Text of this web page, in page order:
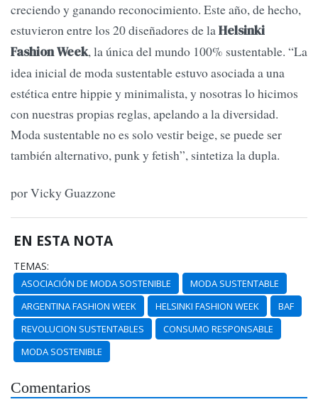
creciendo y ganando reconocimiento. Este año, de hecho,
estuvieron entre los 20 diseñadores de laHelsinki
Fashion Week, la única del mundo 100% sustentable. “La
idea inicial de moda sustentable estuvo asociada a una
estética entre hippie y minimalista, y nosotras lo hicimos
con nuestras propias reglas, apelando a la diversidad.
Moda sustentable no es solo vestir beige, se puede ser
también alternativo, punk y fetish”, sintetiza la dupla.
por Vicky Guazzone
EN ESTA NOTA
TEMAS:
ASOCIACIÓN DE MODA SOSTENIBLE
MODA SUSTENTABLE
ARGENTINA FASHION WEEK
HELSINKI FASHION WEEK
BAF
REVOLUCION SUSTENTABLES
CONSUMO RESPONSABLE
MODA SOSTENIBLE
Comentarios